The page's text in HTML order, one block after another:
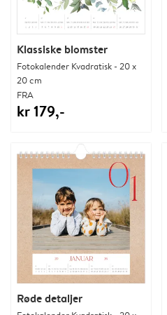
Klassiske blomster
Fotokalender Kvadratisk - 20 x
20 cm
FRA
kr 179,-
Røde detaljer